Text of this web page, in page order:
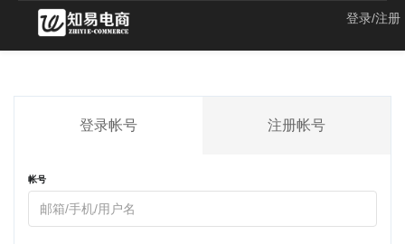
登录/注册
登录帐号 注册帐号
帐号